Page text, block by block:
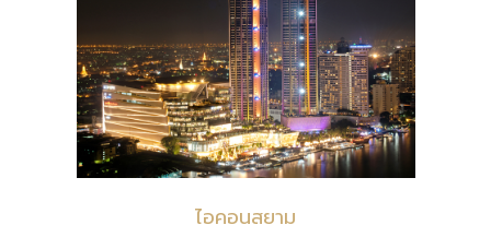
ไอคอนสยาม